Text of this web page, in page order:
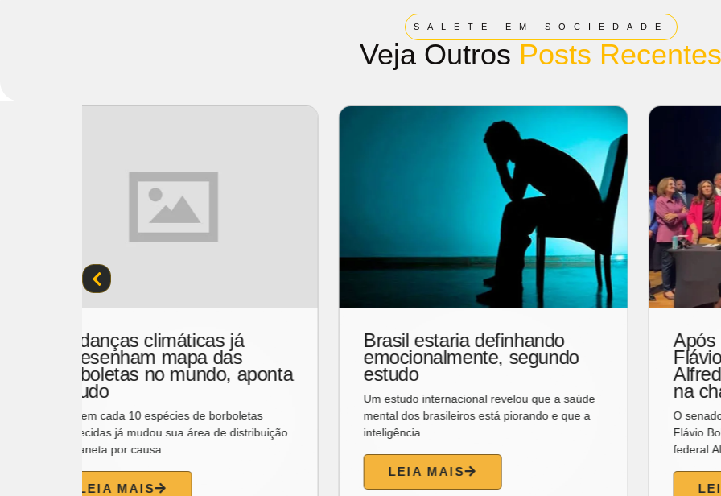
SALETE EM SOCIEDADE
Veja Outros Posts Recentes
Brasil estaria definhando
emocionalmente, segundo
estudo
mental dos brasileiros está piorando e que a
inteligência...
LEIA MAIS
Após prometer mulher vice,
Flávio Bolsonaro escolhe
Alfredo Gaspar para o posto
na chapa presidencial.
O senador e pré-candidato à Presidência
LEIA MAIS